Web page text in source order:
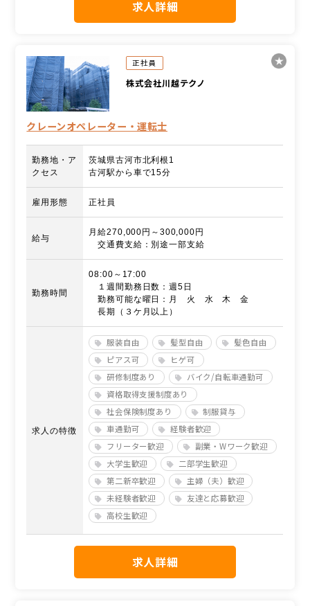
求人詳細
正社員
株式会社川越テクノ
クレーンオペレーター・運転士
勤務地・ア
クセス
茨城県古河市北利根1
古河駅から車で15分
雇用形態 正社員
給与
月給270,000円～300,000円
交通費支給：別途一部支給
勤務時間
08:00～17:00
１週間勤務日数：週5日
勤務可能な曜日：月 火 水 木 金
長期（３ケ月以上）
求人の特徴
服装自由 髪型自由
髪色自由
ピアス可
ヒゲ可
研修制度あり
バイク/自転車通勤可
資格取得支援制度あり
社会保険制度あり
制服貸与
車通勤可
経験者歓迎
フリーター歓迎
副業・Wワーク歓迎
大学生歓迎
二部学生歓迎
第二新卒歓迎
主婦（夫）歓迎
未経験者歓迎
友達と応募歓迎
高校生歓迎
求人詳細